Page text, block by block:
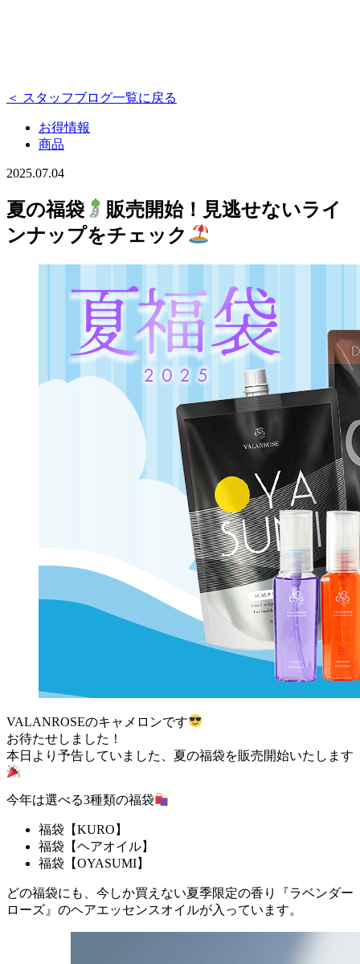
＜ スタッフブログ一覧に戻る
お得情報
商品
2025.07.04
夏の福袋
販売開始！見逃せないライ
ンナップをチェック
VALANROSEのキャメロンです
お待たせしました！
本日より予告していました、夏の福袋を販売開始いたします
今年は選べる3種類の福袋
福袋【KURO】
福袋【ヘアオイル】
福袋【OYASUMI】
どの福袋にも、今しか買えない夏季限定の香り『ラベンダー
ローズ』のヘアエッセンスオイルが入っています。